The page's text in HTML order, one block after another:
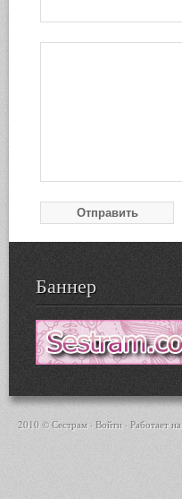
Баннер
2010 © Сестрам · Войти · Работает на